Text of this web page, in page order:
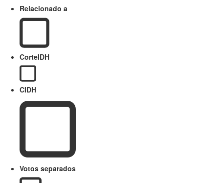
Relacionado a
CorteIDH
CIDH
Votos separados